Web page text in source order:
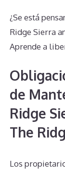
¿Se está
Ridge Sierra
Aprende a
de
Ridge
The
Los